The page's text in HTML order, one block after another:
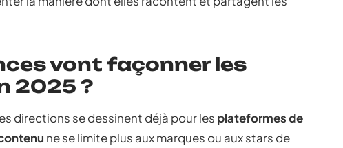
vont façonner les
2025 ?
directions se dessinent déjà pour les plateformes de
ne se limite plus aux marques ou aux stars de